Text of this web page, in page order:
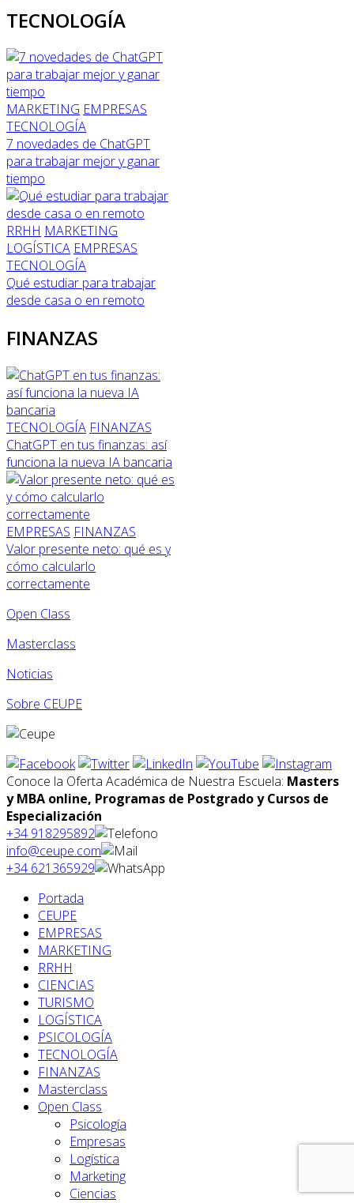
TECNOLOGÍA
MARKETING EMPRESAS
TECNOLOGÍA
7 novedades de ChatGPT
para trabajar mejor y ganar
tiempo
RRHH MARKETING
LOGÍSTICA EMPRESAS
TECNOLOGÍA
Qué estudiar para trabajar
desde casa o en remoto
FINANZAS
TECNOLOGÍA FINANZAS
ChatGPT en tus finanzas: así
funciona la nueva IA bancaria
EMPRESAS FINANZAS
Valor presente neto: qué es y
cómo calcularlo
correctamente
Open Class
Masterclass
Noticias
Sobre CEUPE
Conoce la Oferta Académica de Nuestra Escuela: Masters
y MBA online, Programas de Postgrado y Cursos de
Especialización
+34 918295892
info@ceupe.com
+34 621365929
Portada
CEUPE
EMPRESAS
MARKETING
RRHH
CIENCIAS
TURISMO
LOGÍSTICA
PSICOLOGÍA
TECNOLOGÍA
FINANZAS
Masterclass
Open Class
Psicología
Empresas
Logística
Marketing
Ciencias